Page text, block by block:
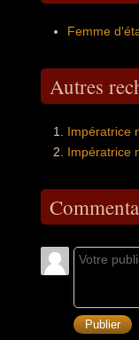
Femme
Autres
Impératrice
Impératrice